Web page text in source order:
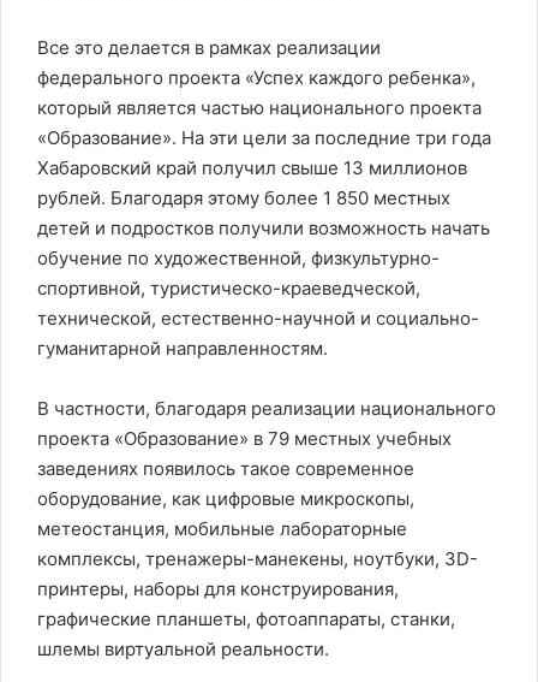
Все это делается в рамках реализации
федерального проекта «Успех каждого ребенка»,
который является частью национального проекта
«Образование». На эти цели за последние три года
Хабаровский край получил свыше 13 миллионов
рублей. Благодаря этому более 1 850 местных
детей и подростков получили возможность начать
обучение по художественной, физкультурно-
спортивной, туристическо-краеведческой,
технической, естественно-научной и социально-
гуманитарной направленностям.
В частности, благодаря реализации национального
проекта «Образование» в 79 местных учебных
заведениях появилось такое современное
оборудование, как цифровые микроскопы,
метеостанция, мобильные лабораторные
комплексы, тренажеры-манекены, ноутбуки, 3D-
принтеры, наборы для конструирования,
графические планшеты, фотоаппараты, станки,
шлемы виртуальной реальности.